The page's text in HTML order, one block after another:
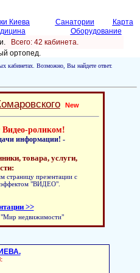
Киева Санатории
Карта
Оборудование
Всего: 42 кабинетa.
ортопед.
кабинетах. Возможно, Вы найдете ответ.
New
роликом!
информации! -
товара, услуги,
страницу презентации с
"ВИДЕО".
>>
"Мир недвижимости"